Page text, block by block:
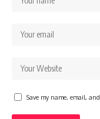
Save my name, email,